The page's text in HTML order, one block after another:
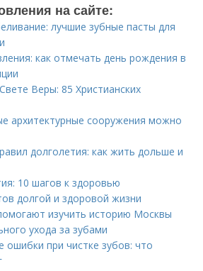
на сайте:
лучшие зубные пасты для
как отмечать день рождения в
Веры: 85 Христианских
архитектурные сооружения можно
долголетия: как жить дольше и
10 шагов к здоровью
долгой и здоровой жизни
изучить историю Москвы
ухода за зубами
ошибки при чистке зубов: что